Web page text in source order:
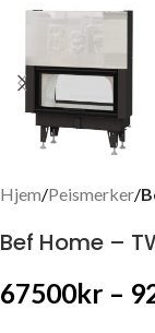
Hjem Peismerker
Bef Home –
67500kr –